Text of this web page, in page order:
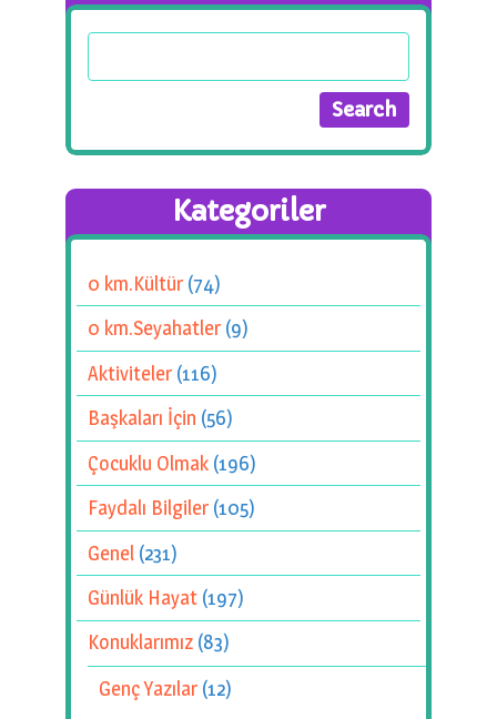
Kategoriler
0 km.Kültür(74)
0 km.Seyahatler(9)
Aktiviteler(116)
Başkaları İçin (56)
Çocuklu Olmak (196)
Faydalı Bilgiler(105)
Genel (231)
Günlük Hayat (197)
Konuklarımız (83)
Genç Yazılar(12)